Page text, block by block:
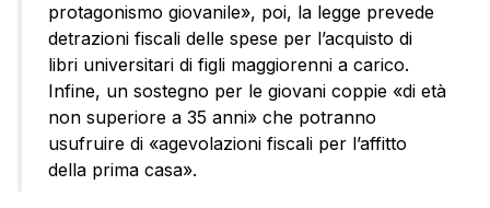
protagonismo giovanile», poi, la legge prevede
detrazioni fiscali delle spese per l’acquisto di
libri universitari di figli maggiorenni a carico.
Infine, un sostegno per le giovani coppie «di età
non superiore a 35 anni» che potranno
usufruire di «agevolazioni fiscali per l’affitto
della prima casa».